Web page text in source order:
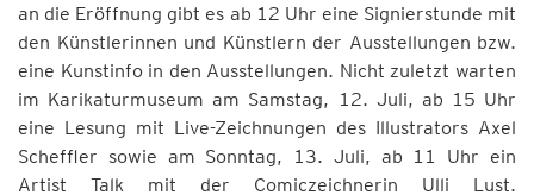
an die Eröffnung gibt es ab 12 Uhr eine Signierstunde mit
den Künstlerinnen und Künstlern der Ausstellungen bzw.
eine Kunstinfo in den Ausstellungen. Nicht zuletzt warten
im Karikaturmuseum am Samstag, 12. Juli, ab 15 Uhr
eine Lesung mit Live-Zeichnungen des Illustrators Axel
Scheffler sowie am Sonntag, 13. Juli, ab 11 Uhr ein
Artist Talk mit der Comiczeichnerin Ulli Lust.